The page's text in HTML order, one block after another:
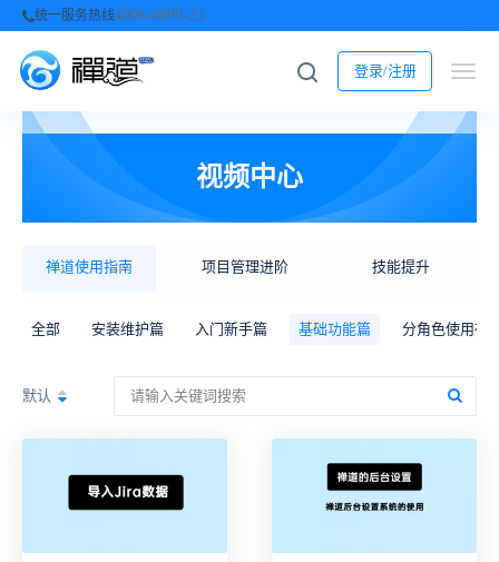
统一服务热线4006-8899-23
登录/注册
视频中心
禅道使用指南 项目管理进阶 技能提升
全部 安装维护篇 入门新手篇 基础功能篇 分角色使用禅
默认